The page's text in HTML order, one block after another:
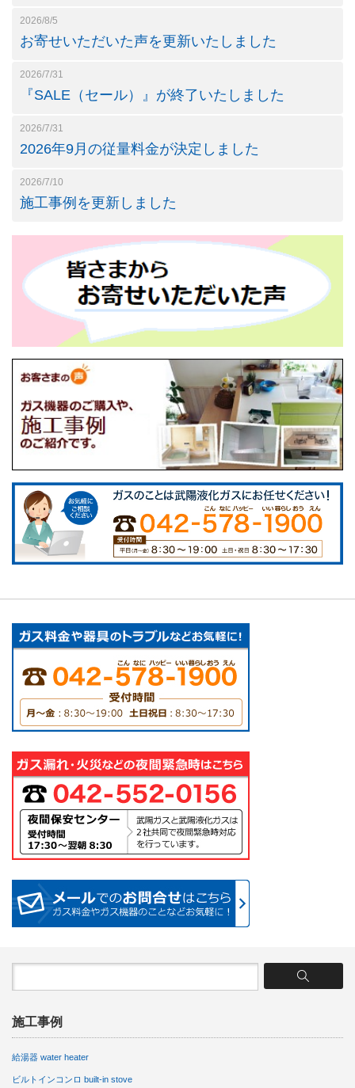
2026/8/5
お寄せいただいた声を更新いたしました
2026/7/31
『SALE（セール）』が終了いたしました
2026/7/31
2026年9月の従量料金が決定しました
2026/7/10
施工事例を更新しました
施工事例
給湯器 water heater
ビルトインコンロ built-in stove